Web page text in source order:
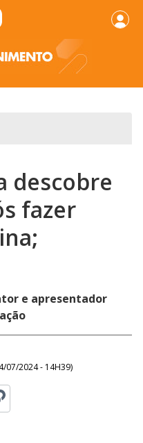
descobre
fazer
e apresentador
07/2024 - 14H39)